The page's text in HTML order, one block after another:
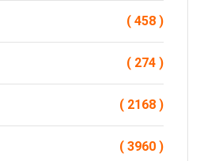
( 458 )
( 274 )
( 2168 )
( 3960 )